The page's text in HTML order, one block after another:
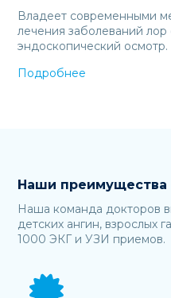
Владеет современными
лечения заболеваний
эндоскопический осмотр.
Подробнее
Наши преимущества
Наша команда докторов
детских ангин, взрослых
1000 ЭКГ и УЗИ приемов.